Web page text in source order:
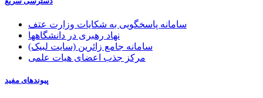
سامانه پاسخگویی به شکایات وزارت عتف
نهاد رهبری در دانشگاهها
سامانه جامع زائرین (سایت لبیک)
مرکز جذب اعضای هیات علمی
پیوندهای مفید